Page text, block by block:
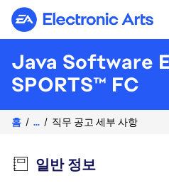
Electronic Arts
Java Software
SPORTS™ FC
홈 ... 직무 공고 세부 사항
일반 정보